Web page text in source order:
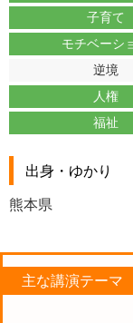
子育て
モチベーシ
逆境
人権
福祉
出身・ゆかり
熊本県
主な講演テーマ